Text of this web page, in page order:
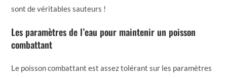
sont de véritables sauteurs !
Les paramètres de l’eau pour maintenir un poisson
combattant
Le poisson combattant est assez tolérant sur les paramètres